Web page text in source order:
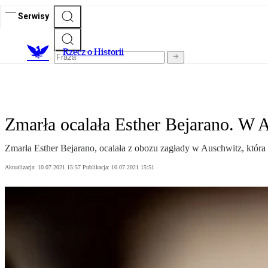
Serwisy
Rzecz o Historii
Zmarła ocalała Esther Bejarano.
Zmarła Esther Bejarano, ocalała z obozu zagłady w Auschwitz,
Aktualizacja: 10.07.2021 15:57 Publikacja: 10.07.2021 15:51